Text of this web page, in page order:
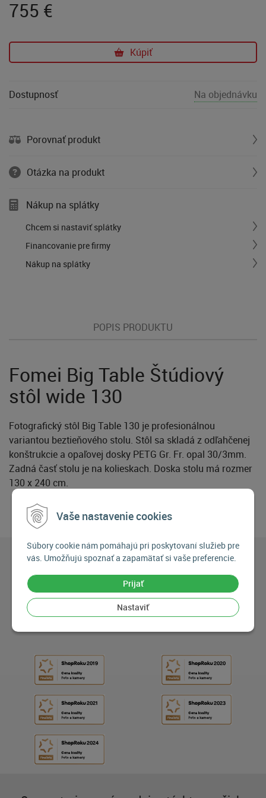
Vaše nastavenie cookies
Súbory cookie nám pomáhajú pri poskytovaní služieb pre
vás. Umožňujú spoznať a zapamätať si vaše preferencie.
Prijať
Nastaviť
755 €
Kúpiť
Dostupnosť Na objednávku
Porovnať produkt
Otázka na produkt
Nákup na splátky
Chcem si nastaviť splátky
Financovanie pre firmy
Nákup na splátky
POPIS PRODUKTU
Fomei Big Table Štúdiový
stôl wide 130
Fotografický stôl Big Table 130 je profesionálnou
variantou beztieňového stolu. Stôl sa skladá z odľahčenej
konštrukcie a opaľovej dosky PETG Gr. Fr. opal 30/3mm.
Zadná časť stolu je na kolieskach. Doska stolu má rozmer
130 x 240 cm.